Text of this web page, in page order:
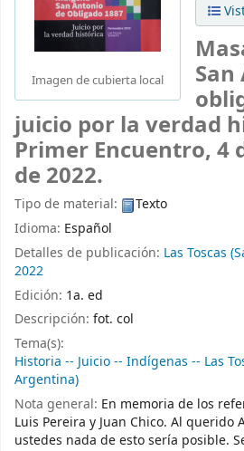
Imagen de cubierta local
juicio por la verdad
Primer Encuentro, 4
de 2022.
Tipo de material:
Texto
Idioma: Español
Detalles de publicación: Las Toscas
2022
Edición: 1a. ed
Descripción: fot. col
Tema(s):
Historia -- Juicio -- Indígenas -- Las
Argentina)
Nota general: En memoria de los
Luis Pereira y Juan Chico. Al querido
ustedes nada de esto sería posible.